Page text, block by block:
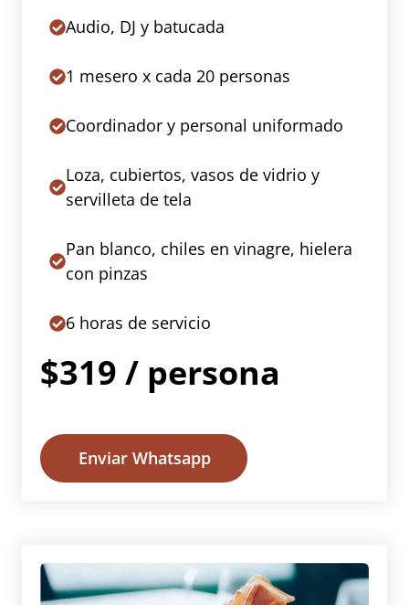
Audio, DJ y batucada
1 mesero x cada 20 personas
Coordinador y personal uniformado
Loza, cubiertos, vasos de vidrio y
servilleta de tela
Pan blanco, chiles en vinagre, hielera
con pinzas
6 horas de servicio
$319 / persona
Enviar Whatsapp